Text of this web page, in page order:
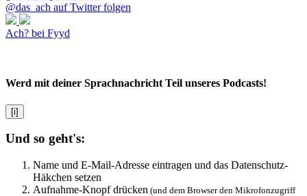
@das_ach auf Twitter folgen
Ach? bei Fyyd
Werd mit deiner Sprachnachricht Teil unseres Podcasts!
[i]
Und so geht's:
Name und E-Mail-Adresse eintragen und das Datenschutz-
Häkchen setzen
Aufnahme-Knopf drücken (und dem Browser den Mikrofonzugriff